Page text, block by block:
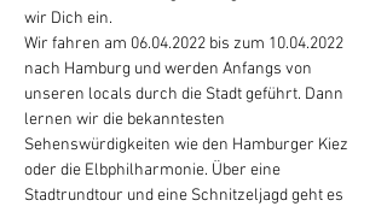
wir Dich ein.
Wir fahren am 06.04.2022 bis zum 10.04.2022
nach Hamburg und werden Anfangs von
unseren locals durch die Stadt geführt. Dann
lernen wir die bekanntesten
Sehenswürdigkeiten wie den Hamburger Kiez
oder die Elbphilharmonie. Über eine
Stadtrundtour und eine Schnitzeljagd geht es